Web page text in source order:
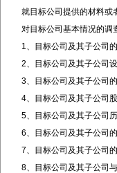
就目标公司提供的材料或
对目标公司基本情况的调
1、目标公司及其子公司的
2、目标公司及其子公司
3、目标公司及其子公司的
4、目标公司及其子公司
5、目标公司及其子公司
6、目标公司及其子公司
7、目标公司及其子公司的
8、目标公司及其子公司